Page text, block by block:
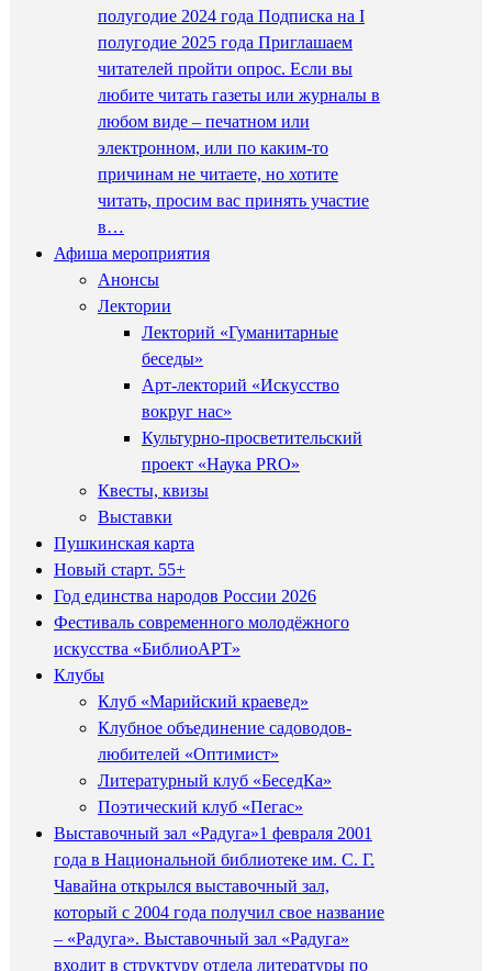
полугодие 2024 года Подписка на I
полугодие 2025 года Приглашаем
читателей пройти опрос. Если вы
любите читать газеты или журналы в
любом виде – печатном или
электронном, или по каким-то
причинам не читаете, но хотите
читать, просим вас принять участие
в…
Афиша мероприятия
Анонсы
Лектории
Лекторий «Гуманитарные
беседы»
Арт-лекторий «Искусство
вокруг нас»
Культурно-просветительский
проект «Наука PRO»
Квесты, квизы
Выставки
Пушкинская карта
Новый старт. 55+
Год единства народов России 2026
Фестиваль современного молодёжного
искусства «БиблиоАРТ»
Клубы
Клуб «Марийский краевед»
Клубное объединение садоводов-
любителей «Оптимист»
Литературный клуб «БеседКа»
Поэтический клуб «Пегас»
Выставочный зал «Радуга»1 февраля 2001
года в Национальной библиотеке им. С. Г.
Чавайна открылся выставочный зал,
который с 2004 года получил свое название
– «Радуга». Выставочный зал «Радуга»
входит в структуру отдела литературы по